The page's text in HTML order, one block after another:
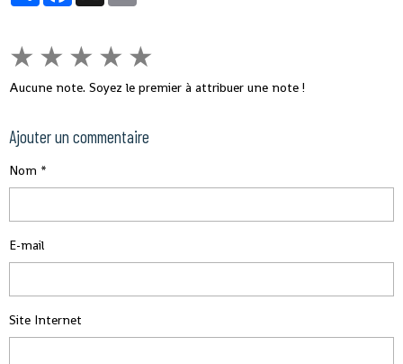
★ ★ ★ ★ ★
Aucune note. Soyez le premier à attribuer une note !
Ajouter un commentaire
Nom
E-mail
Site Internet